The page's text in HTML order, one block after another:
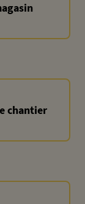
chantier